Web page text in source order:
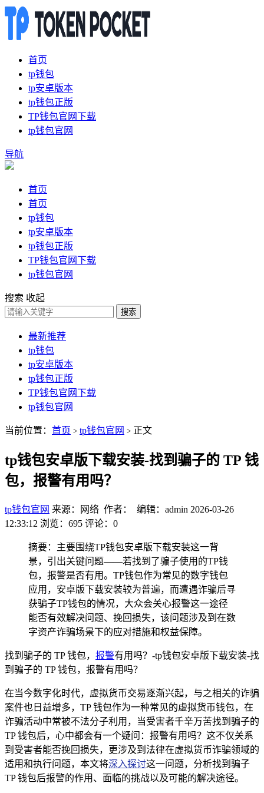
首页
tp钱包
tp安卓版本
tp钱包正版
TP钱包官网下载
tp钱包官网
导航
首页
首页
tp钱包
tp安卓版本
tp钱包正版
TP钱包官网下载
tp钱包官网
搜索 收起
搜索
最新推荐
tp钱包
tp安卓版本
tp钱包正版
TP钱包官网下载
tp钱包官网
当前位置： 首页 > tp钱包官网 > 正文
tp钱包安卓版下载安装-找到骗子的 TP 钱
包，报警有用吗？
tp钱包官网 来源：网络 作者： 编辑：admin 2026-03-26
12:33:12 浏览：695 评论：0
摘要：主要围绕TP钱包安卓版下载安装这一背
景，引出关键问题——若找到了骗子使用的TP钱
包，报警是否有用。TP钱包作为常见的数字钱包
应用，安卓版下载安装较为普遍，而遭遇诈骗后寻
获骗子TP钱包的情况，大众会关心报警这一途径
能否有效解决问题、挽回损失，该问题涉及到在数
字资产诈骗场景下的应对措施和权益保障。
找到骗子的 TP 钱包， 报警有用吗？-tp钱包安卓版下载安装-找
到骗子的 TP 钱包，报警有用吗？
在当今数字化时代，虚拟货币交易逐渐兴起，与之相关的诈骗
案件也日益增多，TP 钱包作为一种常见的虚拟货币钱包，在
诈骗活动中常被不法分子利用，当受害者千辛万苦找到骗子的
TP 钱包后，心中都会有一个疑问：报警有用吗？这不仅关系
到受害者能否挽回损失，更涉及到法律在虚拟货币诈骗领域的
适用和执行问题，本文将深入探讨这一问题，分析找到骗子
TP 钱包后报警的作用、面临的挑战以及可能的解决途径。